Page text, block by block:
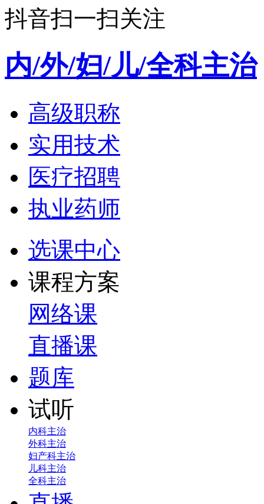
抖音扫一扫关注
内/外/妇/儿/全科主治
高级职称
实用技术
医疗招聘
执业药师
选课中心
课程方案
网络课
直播课
题库
试听
内科主治
外科主治
妇产科主治
儿科主治
全科主治